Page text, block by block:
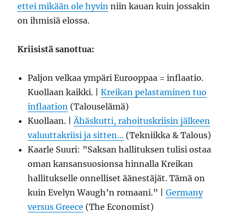
ettei mikään ole hyvin niin kauan kuin jossakin
on ihmisiä elossa.
Kriisistä sanottua:
Paljon velkaa ympäri Eurooppaa = inflaatio.
Kuollaan kaikki. |Kreikan pelastaminen tuo
inflaation (Talouselämä)
Kuollaan. |Ähäskutti, rahoituskriisin jälkeen
valuuttakriisi ja sitten… (Tekniikka & Talous)
Kaarle Suuri: ”Saksan hallituksen tulisi ostaa
oman kansansuosionsa hinnalla Kreikan
hallitukselle onnelliset äänestäjät. Tämä on
kuin Evelyn Waugh’n romaani.” |Germany
versus Greece (The Economist)